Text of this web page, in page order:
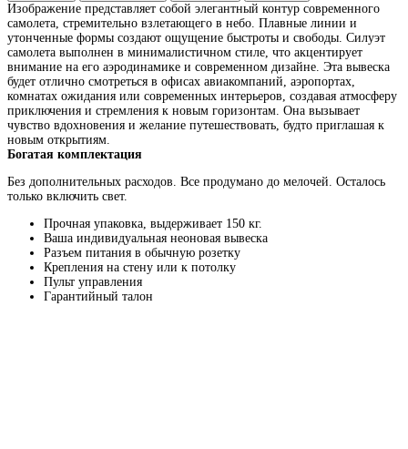
Изображение представляет собой элегантный контур современного
самолета, стремительно взлетающего в небо. Плавные линии и
утонченные формы создают ощущение быстроты и свободы. Силуэт
самолета выполнен в минималистичном стиле, что акцентирует
внимание на его аэродинамике и современном дизайне. Эта вывеска
будет отлично смотреться в офисах авиакомпаний, аэропортах,
комнатах ожидания или современных интерьеров, создавая атмосферу
приключения и стремления к новым горизонтам. Она вызывает
чувство вдохновения и желание путешествовать, будто приглашая к
новым открытиям.
Богатая комплектация
Без дополнительных расходов. Все продумано до мелочей. Осталось
только включить свет.
Прочная упаковка, выдерживает 150 кг.
Ваша индивидуальная неоновая вывеска
Разъем питания в обычную розетку
Крепления на стену или к потолку
Пульт управления
Гарантийный талон